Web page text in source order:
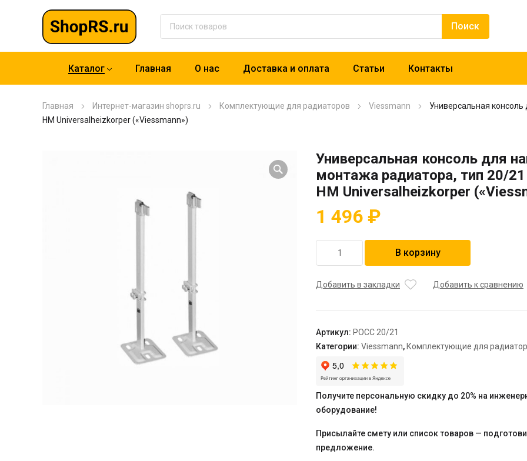
Каталог Главная О нас Доставка и оплата Статьи Контакты
Главная Интернет-магазин shoprs.ru Комплектующие для радиаторов Viessmann
Универсальная
HM Universalheizkorper («Viessmann»)
Универсальная консоль для
монтажа радиатора, тип 20/
HM Universalheizkorper
1 496 ₽
товара
консоль
радиатора,
тип
20/21
(2
HM
Universalheizkorper
В корзину
Добавить в закладки Добавить к сравнению
Артикул: РОСС 20/21
Категории: Viessmann, Комплектующие для
Получите персональную скидку до 20% на
оборудование!
Присылайте смету или список товаров —
предложение.